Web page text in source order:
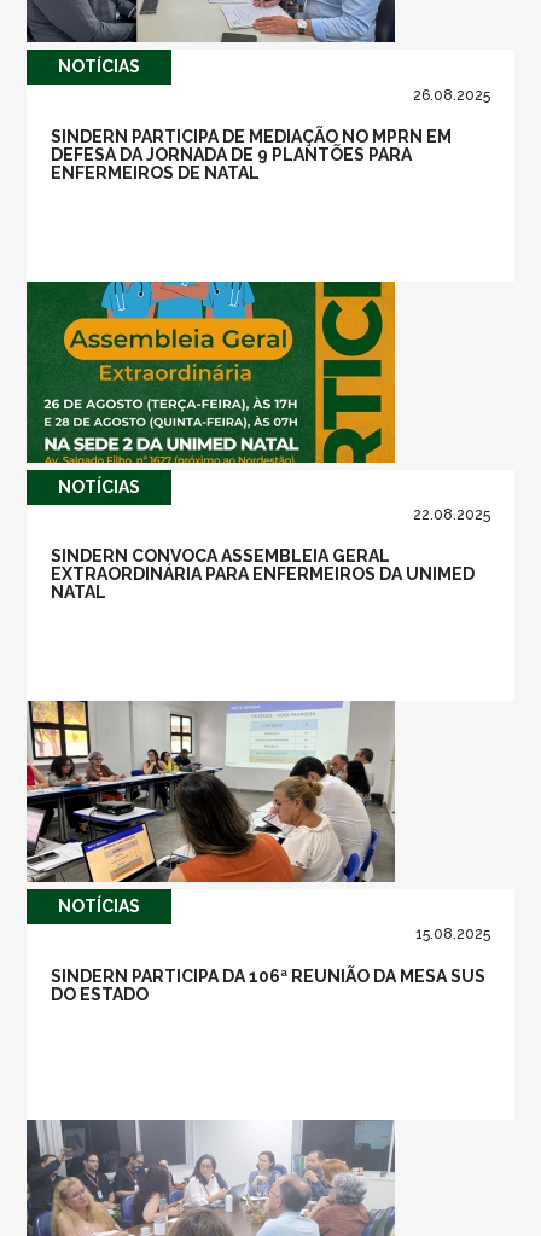
NOTÍ­CIAS
26.08.2025
SINDERN PARTICIPA DE MEDIAÇÃO NO MPRN EM
DEFESA DA JORNADA DE 9 PLANTÕES PARA
ENFERMEIROS DE NATAL
NOTÍ­CIAS
22.08.2025
SINDERN CONVOCA ASSEMBLEIA GERAL
EXTRAORDINÁRIA PARA ENFERMEIROS DA UNIMED
NATAL
NOTÍ­CIAS
15.08.2025
SINDERN PARTICIPA DA 106ª REUNIÃO DA MESA SUS
DO ESTADO